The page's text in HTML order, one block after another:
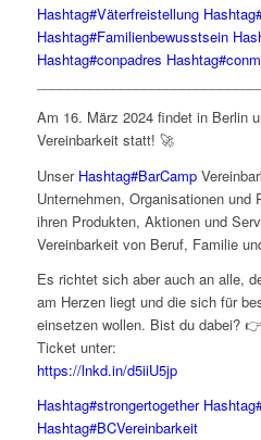
Hashtag#Väterfreistellung Hashtag
Hashtag#Familienbewusstsein
Hashtag#conpadres Hashtag#
Am 16. März 2024 findet in Berlin
Vereinbarkeit statt! 🚀
Unser Hashtag#BarCamp
Unternehmen, Organisationen
ihren Produkten, Aktionen und
Vereinbarkeit von Beruf, Familie
Es richtet sich aber auch an alle,
am Herzen liegt und die sich für
einsetzen wollen. Bist du dabei?
Ticket unter:
https://lnkd.in/d5iiU5jp
Hashtag#strongertogether Hashtag
Hashtag#BCVereinbarkeit